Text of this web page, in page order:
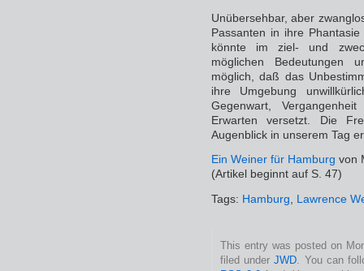
Unübersehbar, aber
Passanten in ihre
könnte im ziel- und
möglichen Bedeutungen
möglich, daß das
ihre Umgebung
Gegenwart,
Erwarten versetzt. Die
Augenblick in unserem Tag
Ein Weiner für Hamburg von
(Artikel beginnt auf S. 47)
Tags: Hamburg Lawrence
This entry was posted on
filed underJWD . You can